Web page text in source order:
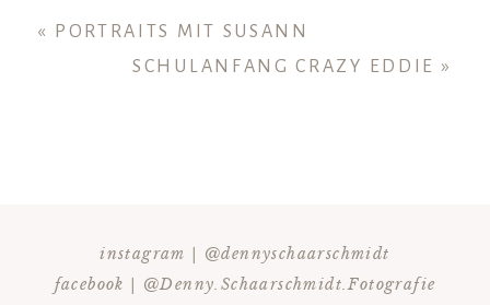
KOMMENTAR HINZUFÜGEN
«
PORTRAITS MIT SUSANN
SCHULANFANG CRAZY EDDIE »
instagram | @dennyschaarschmidt
facebook | @Denny.Schaarschmidt.Fotografie